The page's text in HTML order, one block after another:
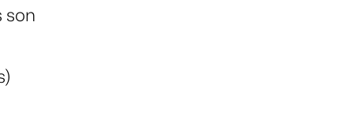
son